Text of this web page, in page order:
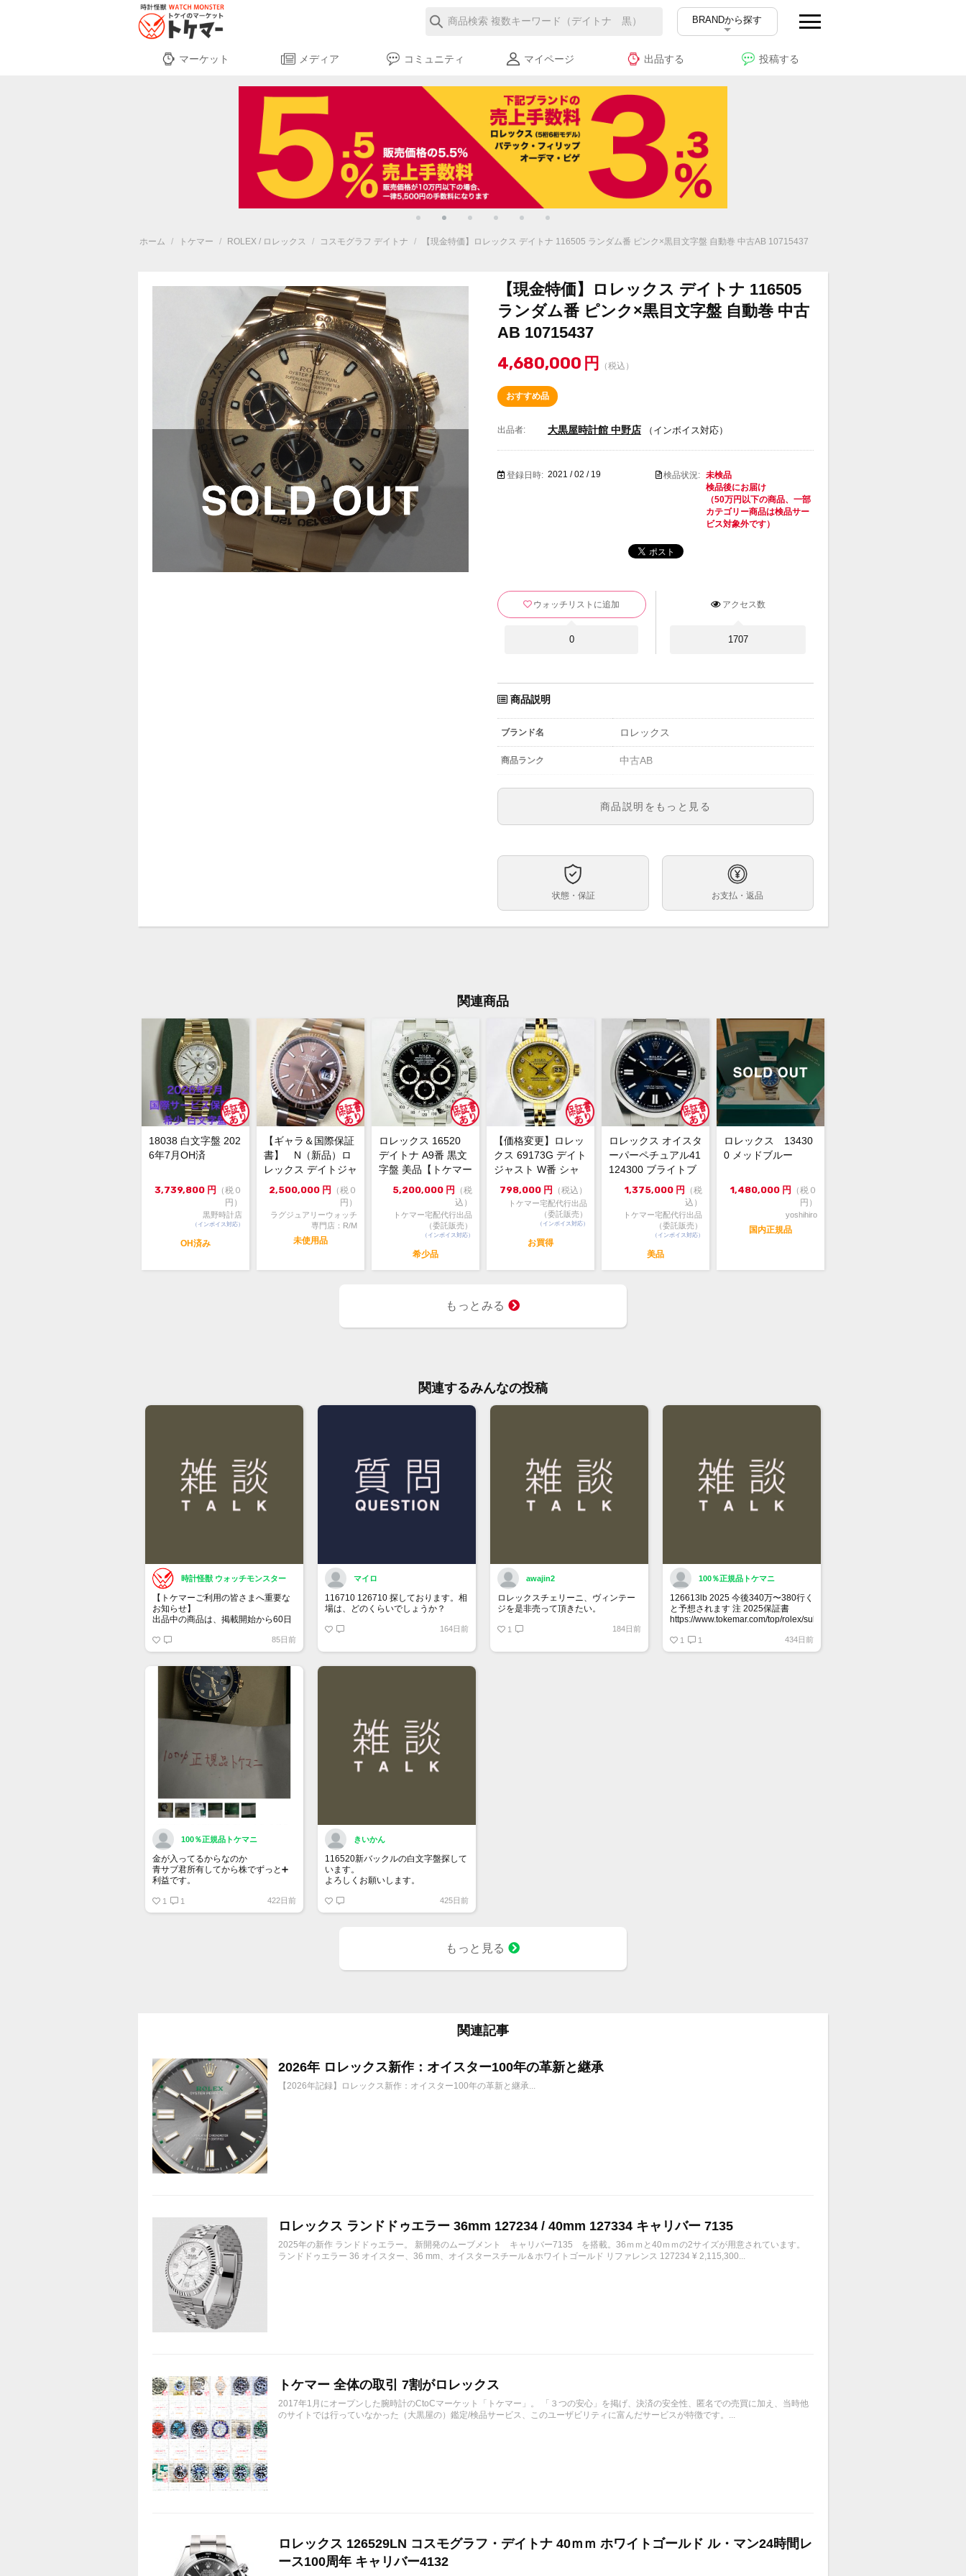
BRANDから探す
マーケット メディア コミュニティ マイページ 出品する 投稿する
ホーム / トケマー / ROLEX / ロレックス / コスモグラフ デイトナ / 【現金特価】ロレックス デイトナ 116505 ランダム番 ピンク×黒目文字盤 自動巻 中古AB 10715437
【現金特価】ロレックス デイトナ 116505
ランダム番 ピンク×黒目文字盤 自動巻 中古
AB 10715437
4,680,000 円 （税込）
おすすめ品
出品者: 大黒屋時計館 中野店 （インボイス対応）
登録日時: 2021 / 02 / 19 検品状況: 未検品
検品後にお届け
（50万円以下の商品、一部
カテゴリー商品は検品サー
ビス対象外です）
アクセス数
1707
ウォッチリストに追加
0
商品説明
ブランド名 ロレックス
商品ランク 中古AB
参考定価
ムーブメント
ケースサイズ 40mm
素材
付属品
箱 保証書(並行：2017年12月印 ※ネーム
入り) 緑クロノメータータグ 冊子 コマ×3
保証期間 当店保証12ヶ月
状態
使用に伴うスレキズがございますが、
弊社ではケースのコンディションを考慮
外装仕上げは行っておりません。
コメント
エバーローズゴールド無垢のデイトナ、
116505のご紹介です。ロレックス独自配
合の腐蝕に強いローズゴールドで、文字盤
カラーはピンク×黒目の統一感の見られる
一本です。ぜひご検討下さい。
※店頭でも販売をしておりますので、売り
ん。直接店頭へお問い合わせください。
大黒屋 時計館中野店
TEL:03-5318-5250
商品説明をもっと見る
状態・保証 お支払・返品
関連商品
18038 白文字盤 202
6年7月OH済
3,739,800 円
（税０
円）
黒野時計店
（インボイス対応）
OH済み
【ギャラ＆国際保証
書】 N（新品）ロ
レックス デイトジャ
スト126231 36m...
2,500,000 円
（税０
円）
ラグジュアリーウォッチ
専門店：R/M
未使用品
ロレックス 16520
デイトナ A9番 黒文
字盤 美品【トケマー
宅配出品（委託販...
5,200,000 円
（税
込）
トケマー宅配代行出品
（委託販売）
（インボイス対応）
希少品
【価格変更】ロレッ
クス 69173G デイト
ジャスト W番 シャ
ンパンゴールド 中...
798,000 円 （税込）
トケマー宅配代行出品
（委託販売）
（インボイス対応）
お買得
ロレックス オイスタ
ーパーペチュアル41
124300 ブライトブ
ルー 2024年...
1,375,000 円
（税
込）
トケマー宅配代行出品
（委託販売）
（インボイス対応）
美品
ロレックス 13430
0 メッドブルー
1,480,000 円
（税０
円）
yoshihiro
国内正規品
もっとみる
関連するみんなの投稿
時計怪獣 ウォッチモンスター
【トケマーご利用の皆さまへ重要な
お知らせ】
出品中の商品は、掲載開始から60日
へ戻ります。
トップページでお気に入り登録がで
詳しくはマイページ＞お知らせをご
確認ください。
85日前
マイロ
116710 126710 探しております。相
場は、どのくらいでしょうか？
164日前
awajin2
ロレックスチェリーニ、ヴィンテー
ジを是非売って頂きたい。
1 184日前
100％正規品トケマニ
126613lb 2025 今後340万〜380行く
と予想されます 注 2025保証書
https://www.tokemar.com/top/rolex/submariner/166613lb-
マジ上がる予想しかない
1 1 434日前
100％正規品トケマニ
金が入ってるからなのか
青サブ君所有してから株でずっと➕
利益です。
銘柄番号7932 ニッピ
1 1 422日前
きいかん
116520新バックルの白文字盤探して
います。
よろしくお願いします。
425日前
もっと見る
関連記事
2026年 ロレックス新作：オイスター100年の革新と継承
【2026年記録】ロレックス新作：オイスター100年の革新と継承...
ロレックス ランドドゥエラー 36mm 127234 / 40mm 127334 キャリバー 7135
2025年の新作 ランドドゥエラー。 新開発のムーブメント キャリバー7135 を搭載。36ｍｍと40ｍｍの2サイズが用意されています。
ランドドゥエラー 36 オイスター、36 mm、オイスタースチール＆ホワイトゴールド リファレンス 127234 ¥ 2,115,300...
トケマー 全体の取引 7割がロレックス
2017年1月にオープンした腕時計のCtoCマーケット「トケマー」。 「３つの安心」を掲げ、決済の安全性、匿名での売買に加え、当時他
のサイトでは行っていなかった（大黒屋の）鑑定/検品サービス、このユーザビリティに富んだサービスが特徴です。...
ロレックス 126529LN コスモグラフ・デイトナ 40ｍｍ ホワイトゴールド ル・マン24時間レ
ース100周年 キャリバー4132